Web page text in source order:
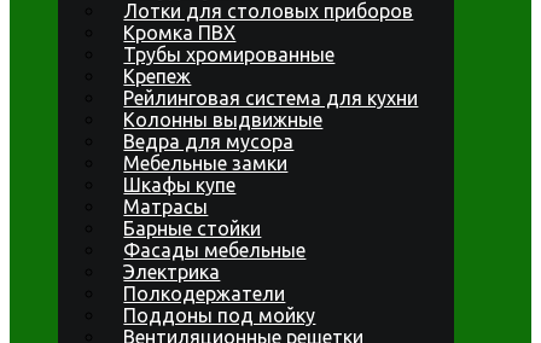
Лотки для столовых приборов
Кромка ПВХ
Трубы хромированные
Крепеж
Рейлинговая система для кухни
Колонны выдвижные
Ведра для мусора
Мебельные замки
Шкафы купе
Матрасы
Барные стойки
Фасады мебельные
Электрика
Полкодержатели
Поддоны под мойку
Вентиляционные решетки